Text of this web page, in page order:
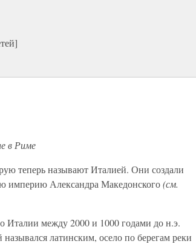
в Риме
теперь называют Италией. Они создали
Александра Македонского(см.
Италии между 2000 и 1000 годами до н.э.
латинским, осело по берегам реки